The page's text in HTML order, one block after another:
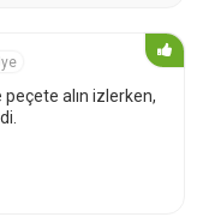
alın izlerken,